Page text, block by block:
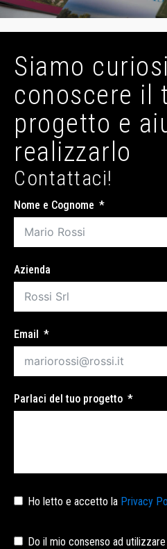
Siamo
conoscere il
progetto e
realizzarlo
Contattaci!
Nome e Cognome
Azienda
Email
Parlaci del tuo progetto
Ho letto e accetto la Privacy
Do il mio consenso ad